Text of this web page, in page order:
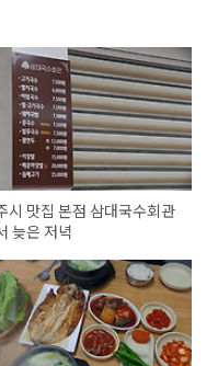
시 맛집 본점 삼대국수회관
늦은 저녁